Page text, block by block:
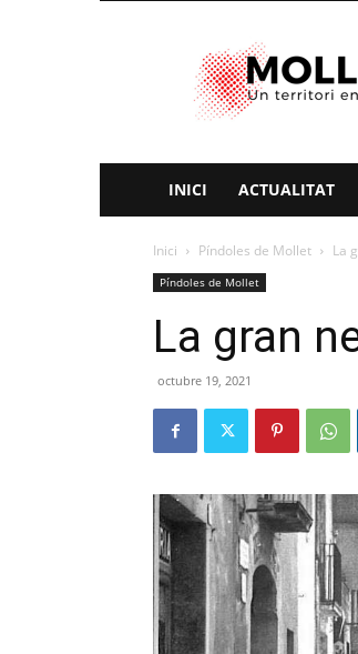
Mollet
Viu
INICI ACTUALITAT
Inici Píndoles de Mollet La
Píndoles de Mollet
La gran
octubre 19, 2021